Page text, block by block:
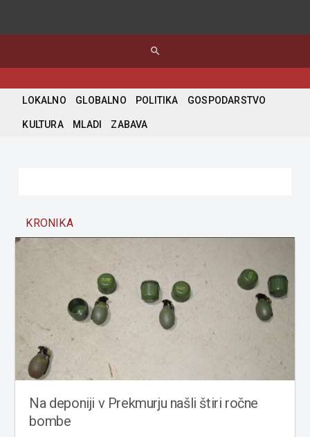
search
LOKALNO GLOBALNO POLITIKA GOSPODARSTVO
KULTURA MLADI ZABAVA
KRONIKA
Na deponiji v Prekmurju našli štiri ročne
bombe